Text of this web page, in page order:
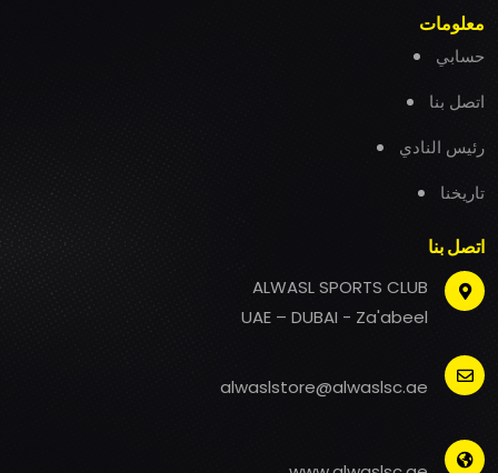
معلومات
حسابي
اتصل بنا
رئيس النادي
تاريخنا
اتصل بنا
ALWASL SPORTS CLUB
UAE – DUBAI - Za'abeel
alwaslstore@alwaslsc.ae